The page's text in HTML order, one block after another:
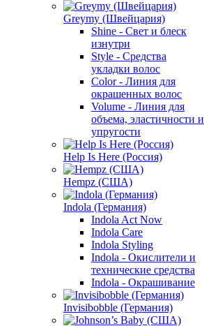
Greymy (Швейцария)
Shine - Свет и блеск
изнутри
Style - Средства
укладки волос
Color - Линия для
окрашенных волос
Volume - Линия для
объема, эластичности и
упругости
Help Is Here (Россия)
Hempz (США)
Indola (Германия)
Indola Act Now
Indola Care
Indola Styling
Indola - Окислители и
технические средства
Indola - Окрашивание
Invisibobble (Германия)